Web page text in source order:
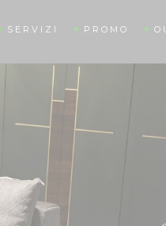
SERVIZI PROMO